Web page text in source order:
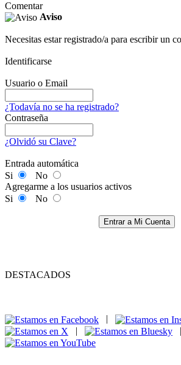
Comentar
Aviso
Necesitas estar registrado/a para escribir un
Identificarse
Usuario o Email
¿Todavía no se ha registrado?
Contraseña
¿Olvidó su Clave?
Entrada automática
Si
No
Agregarme a los usuarios activos
Si
No
Entrar a Mi Cuenta
DESTACADOS
|